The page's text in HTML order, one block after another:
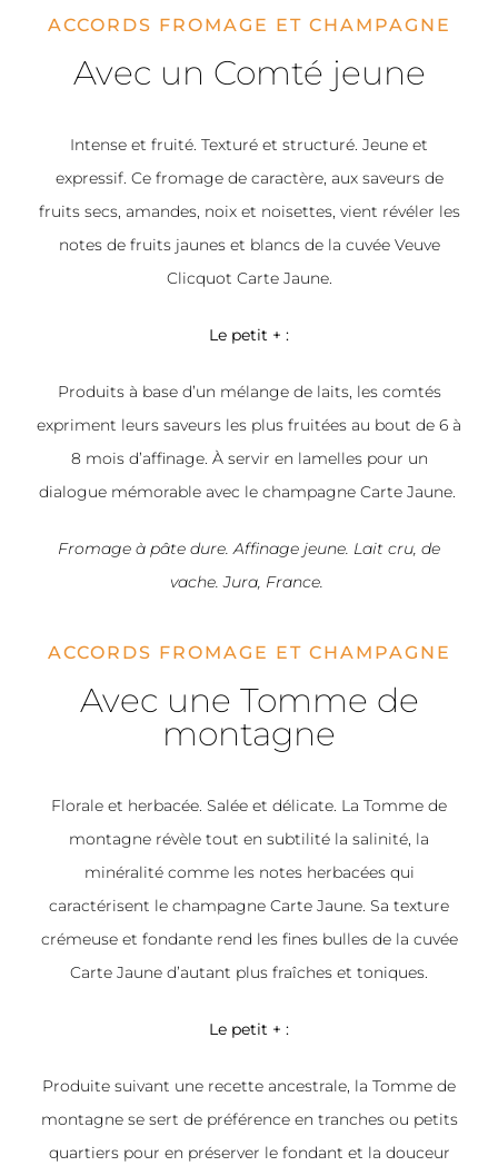
ACCORDS FROMAGE ET CHAMPAGNE
Avec un Comté jeune
Intense et fruité. Texturé et structuré. Jeune et
expressif. Ce fromage de caractère, aux saveurs de
fruits secs, amandes, noix et noisettes, vient révéler les
notes de fruits jaunes et blancs de la cuvée Veuve
Clicquot Carte Jaune.
Le petit + :
Produits à base d’un mélange de laits, les comtés
expriment leurs saveurs les plus fruitées au bout de 6 à
8 mois d’affinage. À servir en lamelles pour un
dialogue mémorable avec le champagne Carte Jaune.
Fromage à pâte dure. Affinage jeune. Lait cru, de
vache. Jura, France.
ACCORDS FROMAGE ET CHAMPAGNE
Avec une Tomme de
montagne
Florale et herbacée. Salée et délicate. La Tomme de
montagne révèle tout en subtilité la salinité, la
minéralité comme les notes herbacées qui
caractérisent le champagne Carte Jaune. Sa texture
crémeuse et fondante rend les fines bulles de la cuvée
Carte Jaune d’autant plus fraîches et toniques.
Le petit + :
Produite suivant une recette ancestrale, la Tomme de
montagne se sert de préférence en tranches ou petits
quartiers pour en préserver le fondant et la douceur